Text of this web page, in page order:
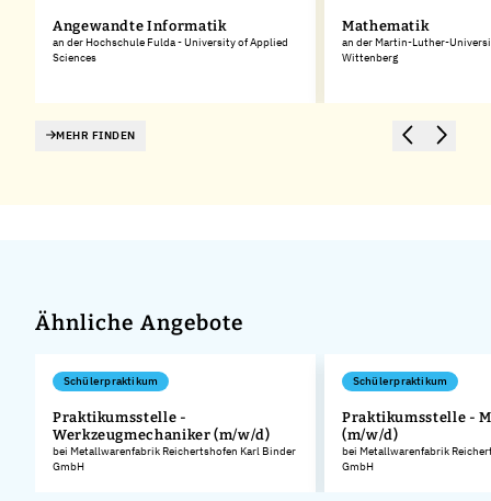
Angewandte Informatik
an der Hochschule Fulda - University of Applied
Sciences
Mathematik
an der Martin-Luther-
Wittenberg
MEHR FINDEN
Ähnliche Angebote
Schülerpraktikum
Praktikumsstelle -
Werkzeugmechaniker (m/w/d)
bei Metallwarenfabrik Reichertshofen Karl Binder
GmbH
Schülerpraktikum
Praktikumsstelle -
(m/w/d)
bei Metallwarenfabrik
GmbH